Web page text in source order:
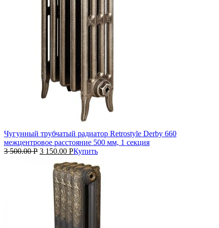
Чугунный трубчатый радиатор Retrostyle Derby 660
межцентровое расстояние 500 мм, 1 секция
3 500.00Р 3 150.00 РКупить